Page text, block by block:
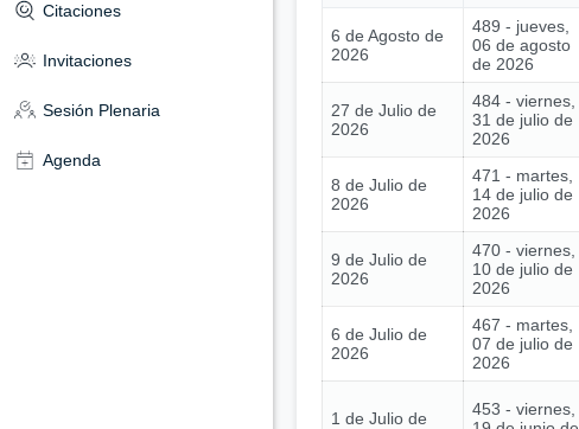
Citaciones
Invitaciones
Sesión Plenaria
Agenda
6 de Agosto de
2026
489 - jueves,
06 de agosto
de 2026
27 de Julio de
2026
484 - viernes,
31 de julio de
2026
8 de Julio de
2026
471 - martes,
14 de julio de
2026
9 de Julio de
2026
470 - viernes,
10 de julio de
2026
6 de Julio de
2026
467 - martes,
07 de julio de
2026
1 de Julio de
453 - viernes,